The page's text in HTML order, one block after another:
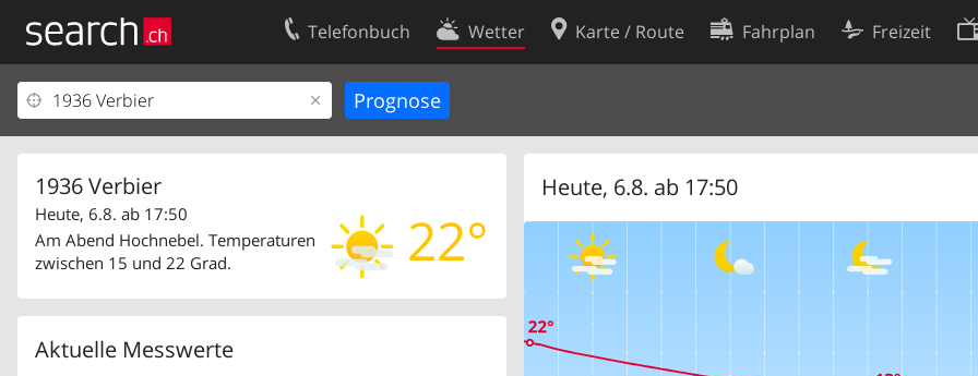
Telefonbuch Wetter Karte / Route Fahrplan Freizeit
1936 Verbier
22°
Heute, 6.8. ab 17:50
Am Abend Hochnebel. Temperaturen
zwischen 15 und 22 Grad.
Aktuelle Messwerte
Heute, 6.8. ab 17:50
Ihr Eintrag
Kundencenter Geschäftskunden
Kontakt
Nutzungsbedingungen
Cookie-Einstellungen